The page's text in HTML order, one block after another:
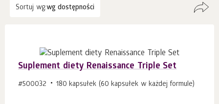
Sortuj wg:wg dostępności
Suplement diety Renaissance Triple Set
#500032 180 kapsułek (60 kapsułek w każdej formule)